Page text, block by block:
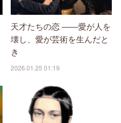
天才たちの恋 ――愛が人を
壊し、愛が芸術を生んだと
き
2026.01.25 01:19